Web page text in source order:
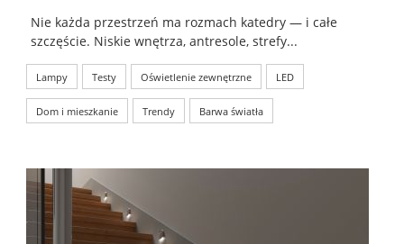
Nie każda przestrzeń ma rozmach katedry — i całe
szczęście. Niskie wnętrza, antresole, strefy...
Lampy Testy Oświetlenie zewnętrzne LED
Dom i mieszkanie Trendy Barwa światła